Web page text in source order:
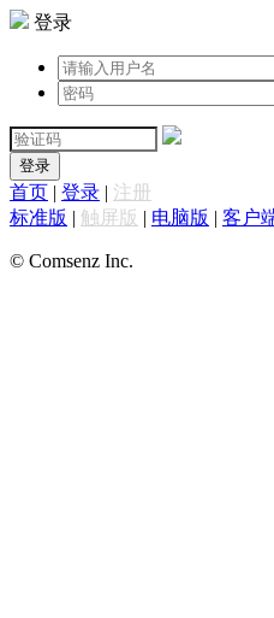
登录
登录
首页 | 登录 | 注册
标准版 | 触屏版 | 电脑版 | 客户
© Comsenz Inc.